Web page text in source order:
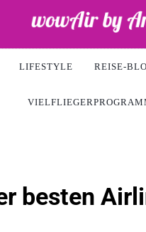
LIFESTYLE REISE-
besten